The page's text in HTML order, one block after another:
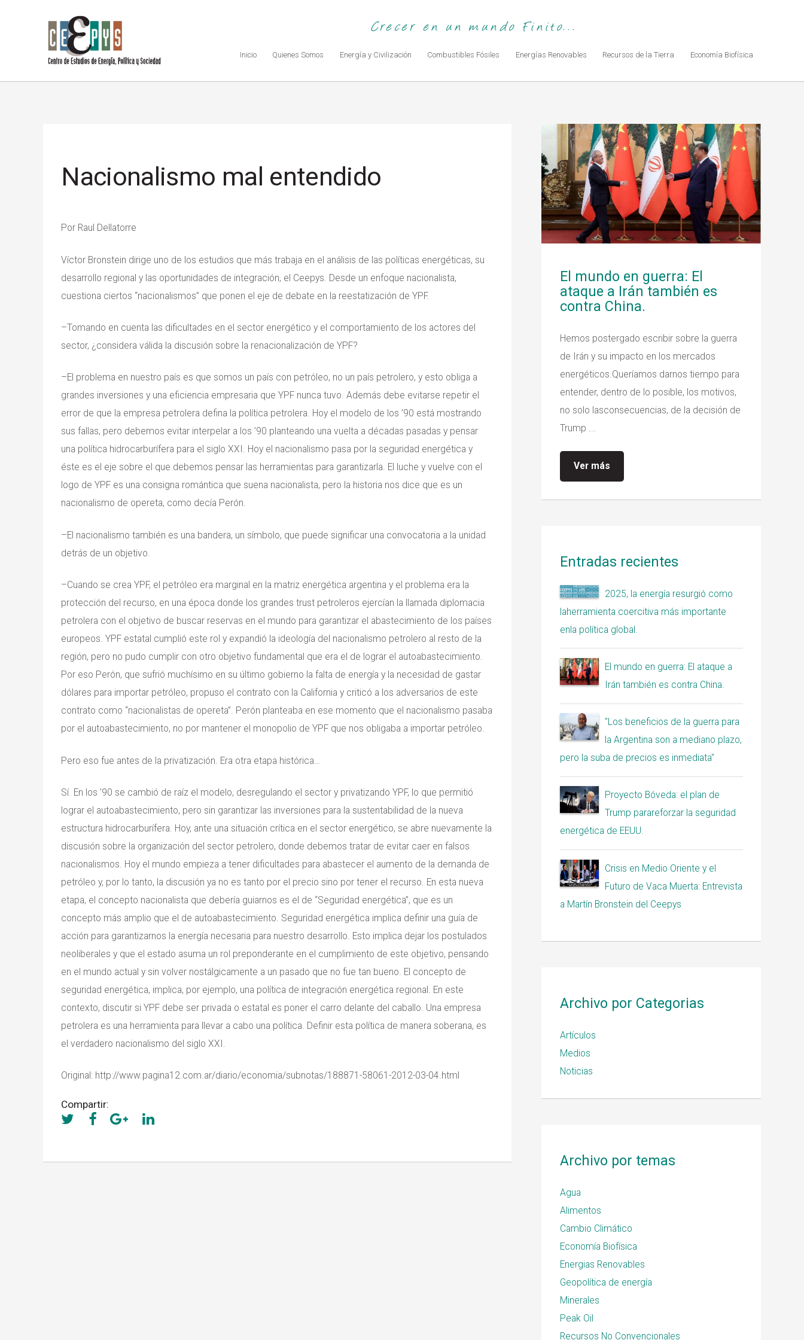
Crecer en un mundo Finito...
Inicio Quienes Somos Energía y Civilización Combustibles Fósiles Energías Renovables Recursos de la Tierra Economía Biofísica
Nacionalismo mal entendido
Por Raul Dellatorre
Víctor Bronstein dirige uno de los estudios que más trabaja en el análisis de las políticas energéticas, su
desarrollo regional y las oportunidades de integración, el Ceepys. Desde un enfoque nacionalista,
cuestiona ciertos “nacionalismos” que ponen el eje de debate en la reestatización de YPF.
–Tomando en cuenta las dificultades en el sector energético y el comportamiento de los actores del
sector, ¿considera válida la discusión sobre la renacionalización de YPF?
–El problema en nuestro país es que somos un país con petróleo, no un país petrolero, y esto obliga a
grandes inversiones y una eficiencia empresaria que YPF nunca tuvo. Además debe evitarse repetir el
error de que la empresa petrolera defina la política petrolera. Hoy el modelo de los ’90 está mostrando
sus fallas, pero debemos evitar interpelar a los ’90 planteando una vuelta a décadas pasadas y pensar
una política hidrocarburífera para el siglo XXI. Hoy el nacionalismo pasa por la seguridad energética y
éste es el eje sobre el que debemos pensar las herramientas para garantizarla. El luche y vuelve con el
logo de YPF es una consigna romántica que suena nacionalista, pero la historia nos dice que es un
nacionalismo de opereta, como decía Perón.
–El nacionalismo también es una bandera, un símbolo, que puede significar una convocatoria a la unidad
detrás de un objetivo.
–Cuando se crea YPF, el petróleo era marginal en la matriz energética argentina y el problema era la
protección del recurso, en una época donde los grandes trust petroleros ejercían la llamada diplomacia
petrolera con el objetivo de buscar reservas en el mundo para garantizar el abastecimiento de los países
europeos. YPF estatal cumplió este rol y expandió la ideología del nacionalismo petrolero al resto de la
región, pero no pudo cumplir con otro objetivo fundamental que era el de lograr el autoabastecimiento.
Por eso Perón, que sufrió muchísimo en su último gobierno la falta de energía y la necesidad de gastar
dólares para importar petróleo, propuso el contrato con la California y criticó a los adversarios de este
contrato como “nacionalistas de opereta”. Perón planteaba en ese momento que el nacionalismo pasaba
por el autoabastecimiento, no por mantener el monopolio de YPF que nos obligaba a importar petróleo.
Pero eso fue antes de la privatización. Era otra etapa histórica…
Sí. En los ’90 se cambió de raíz el modelo, desregulando el sector y privatizando YPF, lo que permitió
lograr el autoabastecimiento, pero sin garantizar las inversiones para la sustentabilidad de la nueva
estructura hidrocarburífera. Hoy, ante una situación crítica en el sector energético, se abre nuevamente la
discusión sobre la organización del sector petrolero, donde debemos tratar de evitar caer en falsos
nacionalismos. Hoy el mundo empieza a tener dificultades para abastecer el aumento de la demanda de
petróleo y, por lo tanto, la discusión ya no es tanto por el precio sino por tener el recurso. En esta nueva
etapa, el concepto nacionalista que debería guiarnos es el de “Seguridad energética”, que es un
concepto más amplio que el de autoabastecimiento. Seguridad energética implica definir una guía de
acción para garantizarnos la energía necesaria para nuestro desarrollo. Esto implica dejar los postulados
neoliberales y que el estado asuma un rol preponderante en el cumplimiento de este objetivo, pensando
en el mundo actual y sin volver nostálgicamente a un pasado que no fue tan bueno. El concepto de
seguridad energética, implica, por ejemplo, una política de integración energética regional. En este
contexto, discutir si YPF debe ser privada o estatal es poner el carro delante del caballo. Una empresa
petrolera es una herramienta para llevar a cabo una política. Definir esta política de manera soberana, es
el verdadero nacionalismo del siglo XXI.
Original: http://www.pagina12.com.ar/diario/economia/subnotas/188871-58061-2012-03-04.html
Compartir:
El mundo en guerra: El
ataque a Irán también es
contra China.
Hemos postergado escribir sobre la guerra
de Irán y su impacto en los mercados
energéticos.Queríamos darnos tiempo para
entender, dentro de lo posible, los motivos,
no solo lasconsecuencias, de la decisión de
Trump ...
Ver más
Entradas recientes
2025, la energía resurgió como
laherramienta coercitiva más importante
enla política global.
El mundo en guerra: El ataque a
Irán también es contra China.
"Los beneficios de la guerra para
la Argentina son a mediano plazo,
pero la suba de precios es inmediata"
Proyecto Bóveda: el plan de
Trump parareforzar la seguridad
energética de EEUU.
Crisis en Medio Oriente y el
Futuro de Vaca Muerta: Entrevista
a Martín Bronstein del Ceepys
Archivo por Categorias
Artículos
Medios
Noticias
Archivo por temas
Agua
Alimentos
Cambio Climático
Economía Biofísica
Energias Renovables
Geopolítica de energía
Minerales
Peak Oil
Recursos No Convencionales